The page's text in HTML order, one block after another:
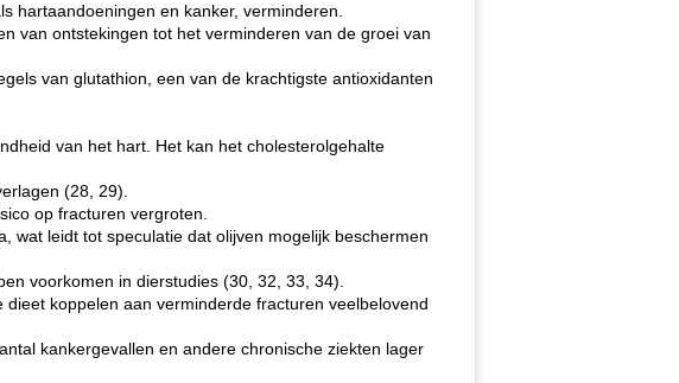
hartaandoeningen en kanker, verminderen.
van ontstekingen tot het verminderen van de groei van
van glutathion, een van de krachtigste antioxidanten
van het hart. Het kan het cholesterolgehalte
(28, 29).
op fracturen vergroten.
wat leidt tot speculatie dat olijven mogelijk beschermen
voorkomen in dierstudies (30, 32, 33, 34).
koppelen aan verminderde fracturen veelbelovend
kankergevallen en andere chronische ziekten lager